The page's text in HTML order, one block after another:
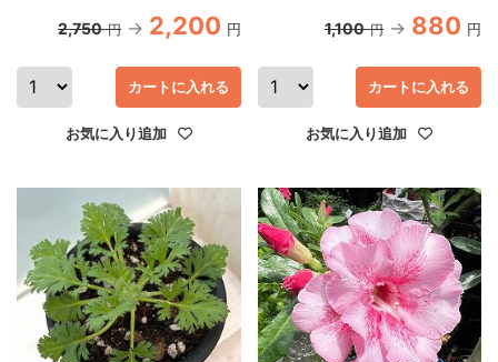
2,750 円 2,200 円
カートに入れる
お気に入り追加
1,100 円 880 円
カートに入れる
お気に入り追加